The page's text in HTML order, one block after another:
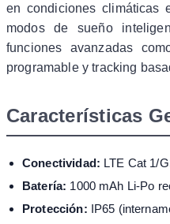
en condiciones climáticas
modos de sueño
funciones avanzadas
programable y tracking
Características
Conectividad: LTE Cat 1/
Batería: 1000 mAh Li-Po
Protección: IP65